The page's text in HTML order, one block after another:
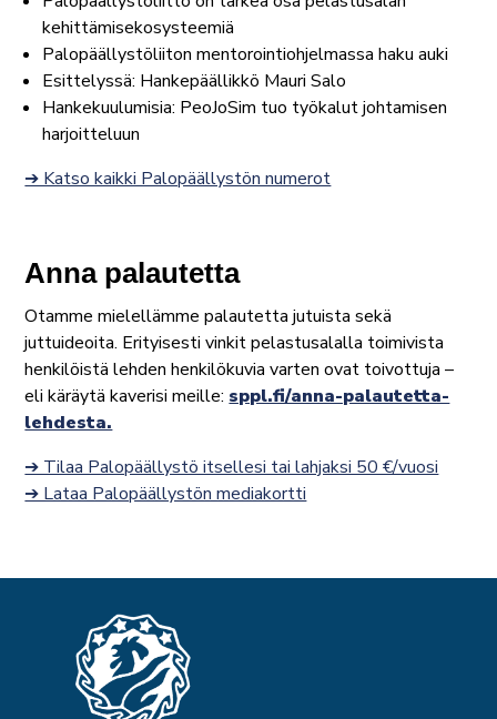
kehittämisekosysteemiä
Palopäällystöliiton mentorointiohjelmassa haku auki
Esittelyssä: Hankepäällikkö Mauri Salo
Hankekuulumisia: PeoJoSim tuo työkalut johtamisen
harjoitteluun
➔ Katso kaikki Palopäällystön numerot
Anna palautetta
Otamme mielellämme palautetta jutuista sekä
juttuideoita. Erityisesti vinkit pelastusalalla toimivista
henkilöistä lehden henkilökuvia varten ovat toivottuja –
eli käräytä kaverisi meille:sppl.fi/anna-palautetta-
lehdesta.
➔ Tilaa Palopäällystö itsellesi tai lahjaksi 50 €/vuosi
➔ Lataa Palopäällystön mediakortti